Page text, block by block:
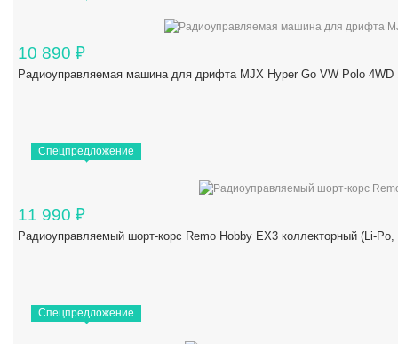
10 890 ₽
Радиоуправляемая машина для дрифта MJX Hyper Go VW Polo
Спецпредложение
11 990 ₽
Радиоуправляемый шорт-корс Remo Hobby EX3 коллекторный (Li-
Спецпредложение